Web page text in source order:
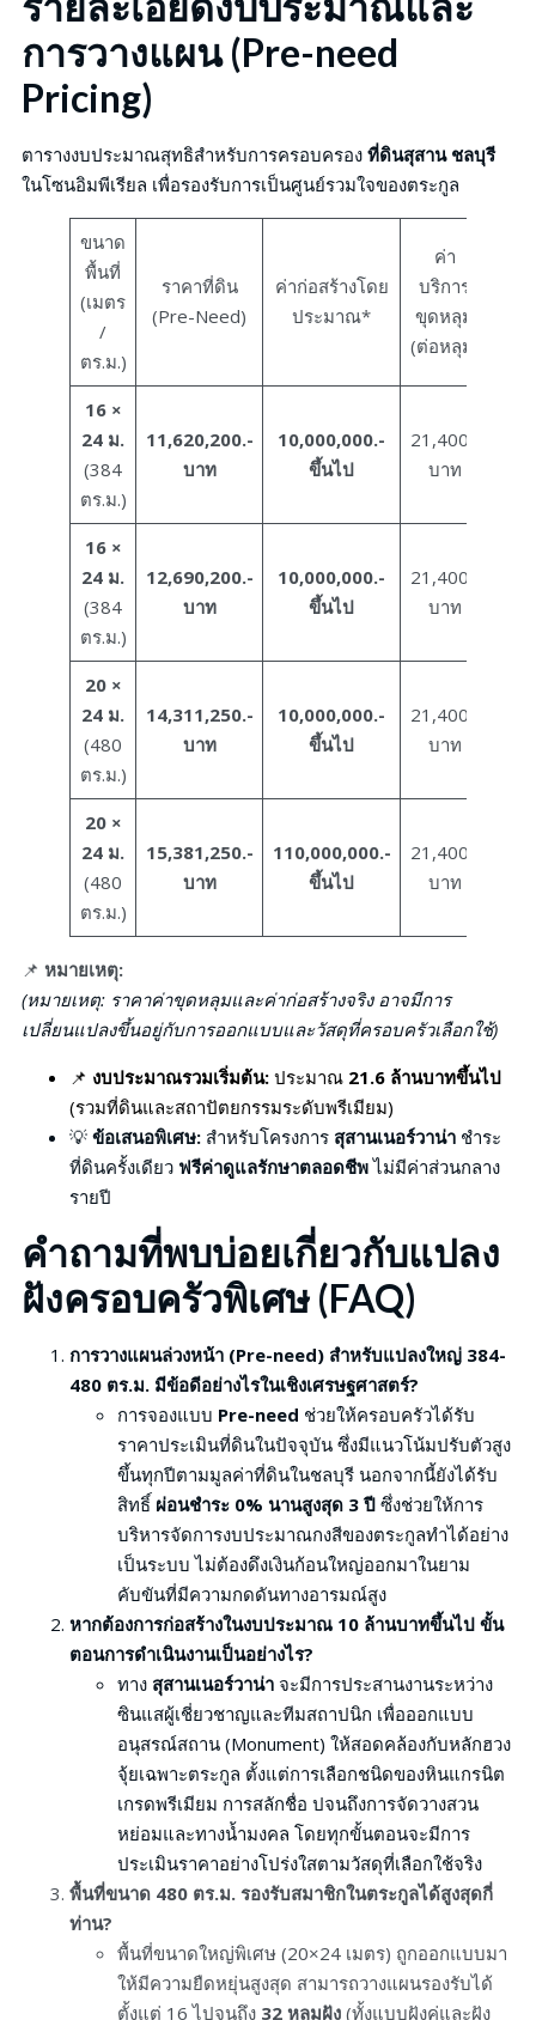
การวางแผน (Pre-need
Pricing)
ตารางงบประมาณสุทธิสำหรับการครอบครอง ที่ดินสุสาน ชลบุรี
ในโซนอิมพีเรียล เพื่อรองรับการเป็นศูนย์รวมใจของตระกูล
ขนาด
พื้นที่
(เมตร
/
ตร.ม.)
ราคาที่ดิน
(Pre-Need)
ค่าก่อสร้างโดย
ประมาณ*
ค่า
บริการ
ขุดหลุม
(ต่อหลุม)
16 ×
24 ม.
(384
ตร.ม.)
11,620,200.-
บาท
10,000,000.-
ขึ้นไป
21,400.-
บาท
16 ×
24 ม.
(384
ตร.ม.)
12,690,200.-
บาท
10,000,000.-
ขึ้นไป
21,400.-
บาท
20 ×
24 ม.
(480
ตร.ม.)
14,311,250.-
บาท
10,000,000.-
ขึ้นไป
21,400.-
บาท
20 ×
24 ม.
(480
ตร.ม.)
15,381,250.-
บาท
110,000,000.-
ขึ้นไป
21,400.-
บาท
📌 หมายเหตุ:
(หมายเหตุ: ราคาค่าขุดหลุมและค่าก่อสร้างจริง อาจมีการ
เปลี่ยนแปลงขึ้นอยู่กับการออกแบบและวัสดุที่ครอบครัวเลือกใช้)
📌 งบประมาณรวมเริ่มต้น: ประมาณ 21.6 ล้านบาทขึ้นไป
(รวมที่ดินและสถาปัตยกรรมระดับพรีเมียม)
💡 ข้อเสนอพิเศษ: สำหรับโครงการ สุสานเนอร์วาน่า ชำระ
ที่ดินครั้งเดียว ฟรีค่าดูแลรักษาตลอดชีพไม่มีค่าส่วนกลาง
รายปี
คำถามที่พบบ่อยเกี่ยวกับแปลง
ฝังครอบครัวพิเศษ (FAQ)
การวางแผนล่วงหน้า (Pre-need) สำหรับแปลงใหญ่ 384-
480 ตร.ม. มีข้อดีอย่างไรในเชิงเศรษฐศาสตร์?
การจองแบบ Pre-need ช่วยให้ครอบครัวได้รับ
ราคาประเมินที่ดินในปัจจุบัน ซึ่งมีแนวโน้มปรับตัวสูง
ขึ้นทุกปีตามมูลค่าที่ดินในชลบุรี นอกจากนี้ยังได้รับ
สิทธิ์ ผ่อนชำระ 0% นานสูงสุด 3 ปี ซึ่งช่วยให้การ
บริหารจัดการงบประมาณกงสีของตระกูลทำได้อย่าง
เป็นระบบ ไม่ต้องดึงเงินก้อนใหญ่ออกมาในยาม
คับขันที่มีความกดดันทางอารมณ์สูง
หากต้องการก่อสร้างในงบประมาณ 10 ล้านบาทขึ้นไป ขั้น
ตอนการดำเนินงานเป็นอย่างไร?
ทาง สุสานเนอร์วาน่า จะมีการประสานงานระหว่าง
ซินแสผู้เชี่ยวชาญและทีมสถาปนิก เพื่อออกแบบ
อนุสรณ์สถาน (Monument) ให้สอดคล้องกับหลักฮวง
จุ้ยเฉพาะตระกูล ตั้งแต่การเลือกชนิดของหินแกรนิต
เกรดพรีเมียม การสลักชื่อ ปจนถึงการจัดวางสวน
หย่อมและทางน้ำมงคล โดยทุกขั้นตอนจะมีการ
ประเมินราคาอย่างโปร่งใสตามวัสดุที่เลือกใช้จริง
พื้นที่ขนาด 480 ตร.ม. รองรับสมาชิกในตระกูลได้สูงสุดกี่
ท่าน?
พื้นที่ขนาดใหญ่พิเศษ (20×24 เมตร) ถูกออกแบบมา
ให้มีความยืดหยุ่นสูงสุด สามารถวางแผนรองรับได้
ตั้งแต่ 16 ไปจนถึง 32 หลุมฝัง (ทั้งแบบฝังคู่และฝัง